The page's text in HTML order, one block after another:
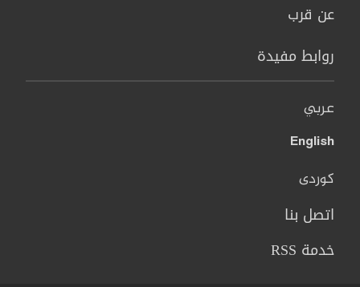
عن قرب
روابط مفيدة
عربي
English
کوردی
اتصل بنا
خدمة RSS